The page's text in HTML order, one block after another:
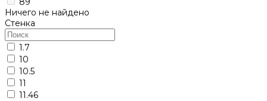
Ничего не найдено
Стенка
1.7
10
10.5
11
11.46